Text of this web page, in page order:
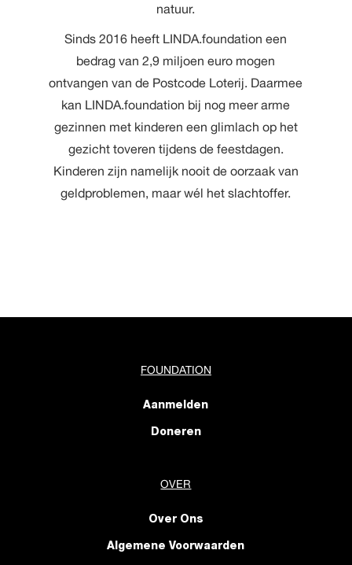
natuur.
Sinds 2016 heeft LINDA.foundation een
bedrag van 2,9 miljoen euro mogen
ontvangen van de Postcode Loterij. Daarmee
kan LINDA.foundation bij nog meer arme
gezinnen met kinderen een glimlach op het
gezicht toveren tijdens de feestdagen.
Kinderen zijn namelijk nooit de oorzaak van
geldproblemen, maar wél het slachtoffer.
FOUNDATION
Aanmelden
Doneren
OVER
Over Ons
Algemene Voorwaarden